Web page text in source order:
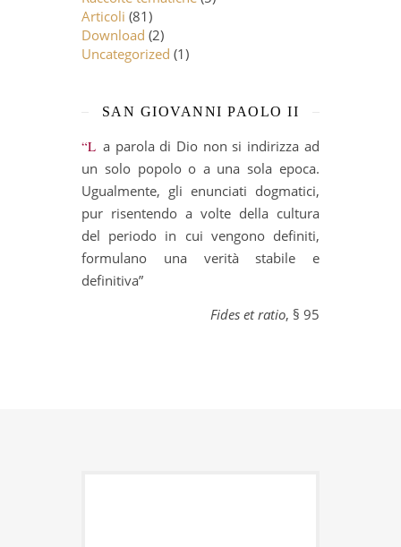
Articoli (81)
Download (2)
Uncategorized (1)
SAN GIOVANNI PAOLO II
“La parola di Dio non si indirizza ad
un solo popolo o a una sola epoca.
Ugualmente, gli enunciati dogmatici,
pur risentendo a volte della cultura
del periodo in cui vengono definiti,
formulano una verità stabile e
definitiva”
Fides et ratio, § 95